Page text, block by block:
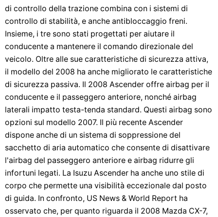
di controllo della trazione combina con i sistemi di
controllo di stabilità, e anche antibloccaggio freni.
Insieme, i tre sono stati progettati per aiutare il
conducente a mantenere il comando direzionale del
veicolo. Oltre alle sue caratteristiche di sicurezza attiva,
il modello del 2008 ha anche migliorato le caratteristiche
di sicurezza passiva. Il 2008 Ascender offre airbag per il
conducente e il passeggero anteriore, nonché airbag
laterali impatto testa-tenda standard. Questi airbag sono
opzioni sul modello 2007. Il più recente Ascender
dispone anche di un sistema di soppressione del
sacchetto di aria automatico che consente di disattivare
l'airbag del passeggero anteriore e airbag ridurre gli
infortuni legati. La Isuzu Ascender ha anche uno stile di
corpo che permette una visibilità eccezionale dal posto
di guida. In confronto, US News & World Report ha
osservato che, per quanto riguarda il 2008 Mazda CX-7,